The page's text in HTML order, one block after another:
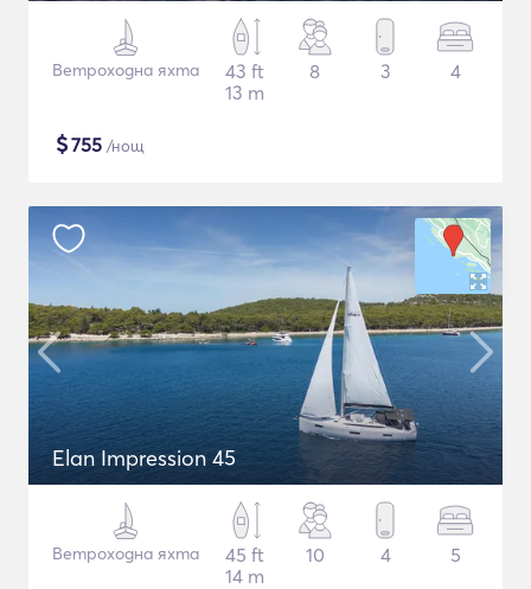
Ветроходна яхта
43 ft
13 m
8 3 4
$755 /нощ
Elan Impression 45
Ветроходна яхта
45 ft
14 m
10 4 5